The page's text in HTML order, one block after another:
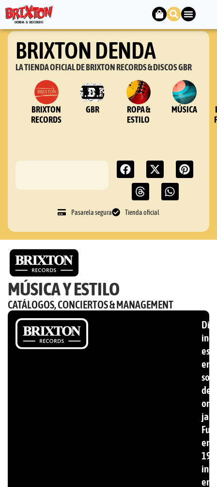
BRIXTON DENDA
LA TIENDA OFICIAL DE BRIXTON RECORDS & DISCOS GBR
BRIXTON
RECORDS
GBR
ROPA &
ESTILO
MÚSICA
Pasarela segura Tienda oficial
MÚSICA Y ESTILO
CATÁLOGOS, CONCIERTOS & MANAGEMENT
en
de
en